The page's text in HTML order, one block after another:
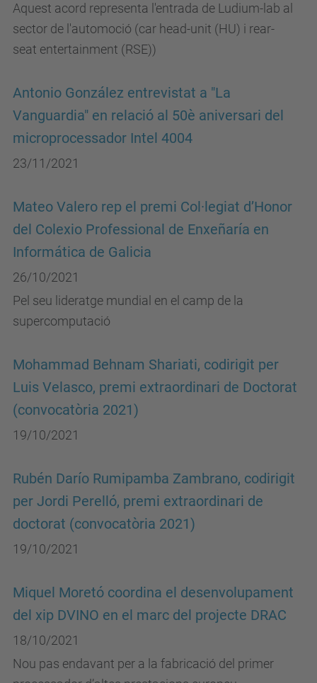
Aquest acord representa l'entrada de Ludium-lab al
sector de l'automoció (car head-unit (HU) i rear-
seat entertainment (RSE))
Antonio González entrevistat a "La
Vanguardia" en relació al 50è aniversari del
microprocessador Intel 4004
23/11/2021
Mateo Valero rep el premi Col·legiat d’Honor
del Colexio Professional de Enxeñaría en
Informática de Galicia
26/10/2021
Pel seu lideratge mundial en el camp de la
supercomputació
Mohammad Behnam Shariati, codirigit per
Luis Velasco, premi extraordinari de Doctorat
(convocatòria 2021)
19/10/2021
Rubén Darío Rumipamba Zambrano, codirigit
per Jordi Perelló, premi extraordinari de
doctorat (convocatòria 2021)
19/10/2021
Miquel Moretó coordina el desenvolupament
del xip DVINO en el marc del projecte DRAC
18/10/2021
Nou pas endavant per a la fabricació del primer